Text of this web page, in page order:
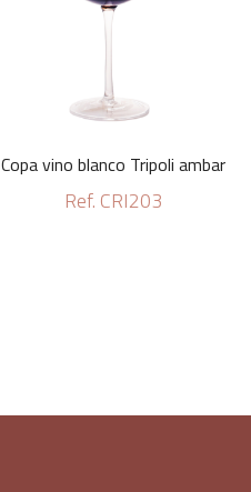
Copa vino blanco Tripoli ambar
Ref. CRI203